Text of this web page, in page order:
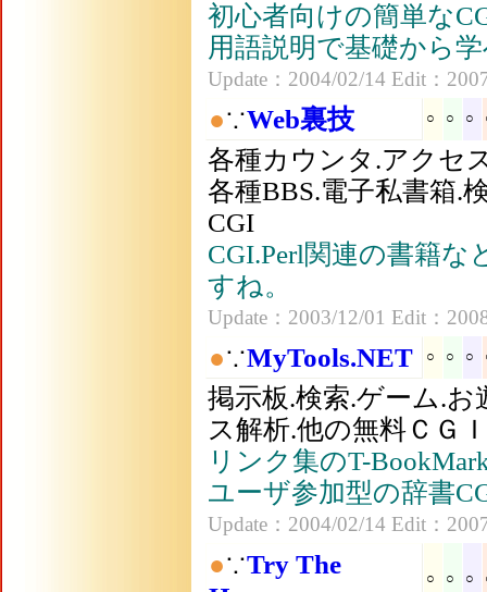
初心者向けの簡単な
用語説明で基礎から
Update：2004/02/14 Edit：
●∵Web裏技 ○ ○ ○
各種カウンタ.アクセ
各種BBS.電子私書箱.
CGI
CGI.Perl関連の書籍
すね。
Update：2003/12/01 Edit：
●∵MyTools.NET ○ ○ ○
掲示板.検索.ゲーム.
ス解析.他の無料ＣＧＩ
リンク集のT-
ユーザ参加型の辞書
Update：2004/02/14 Edit：
●∵Try The
○ ○ ○